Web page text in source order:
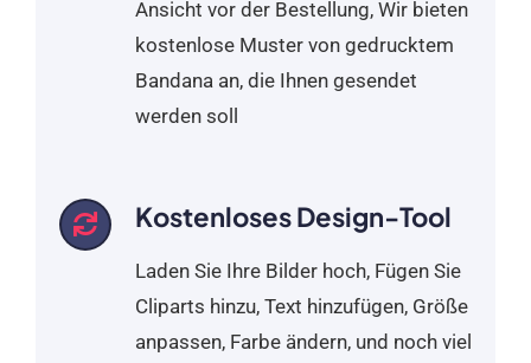
Ansicht vor der Bestellung, Wir bieten
kostenlose Muster von gedrucktem
Bandana an, die Ihnen gesendet
werden soll
Kostenloses Design-Tool
Laden Sie Ihre Bilder hoch, Fügen Sie
Cliparts hinzu, Text hinzufügen, Größe
anpassen, Farbe ändern, und noch viel